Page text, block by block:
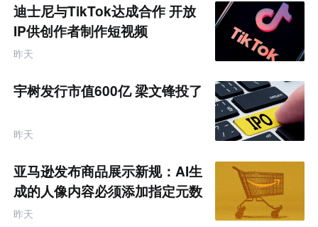
迪士尼与TikTok达成合作 开放
IP供创作者制作短视频
昨天
宇树发行市值600亿 梁文锋投了
昨天
亚马逊发布商品展示新规：AI生
成的人像内容必须添加指定元数
据
昨天